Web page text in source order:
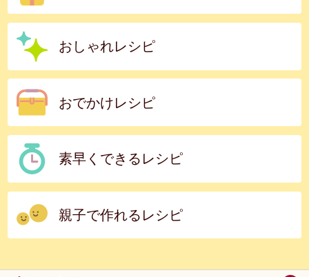
おしゃれレシピ
おでかけレシピ
素早くできるレシピ
親子で作れるレシピ